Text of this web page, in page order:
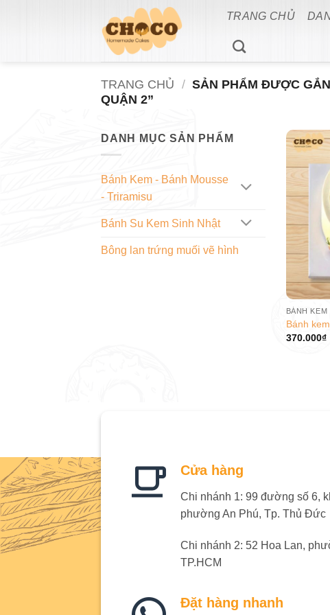
TRANG CHỦ
TRANG CHỦ / SẢN PHẨM ĐƯỢC
QUẬN 2”
DANH MỤC SẢN PHẨM
Bánh Kem - Bánh Mousse
- Triramisu
Bánh Su Kem Sinh Nhật
Bông lan trứng muối vẽ hình
BÁNH
Bánh
370.000₫
Cửa hàng
Chi nhánh 1: 99 đường số 6,
phường An Phú, Tp. Thủ Đức
Chi nhánh 2: 52 Hoa Lan,
TP.HCM
Đặt hàng nhanh